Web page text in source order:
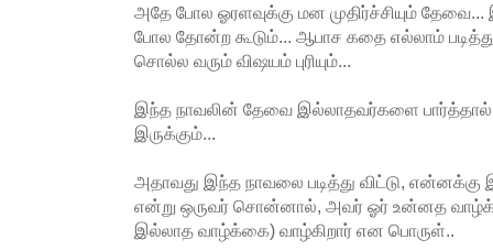
அதே போல ஓரளவுக்கு மன முதிர்ச்சியும்
போல தோன்ற கூடும்... ஆபாச கதை எல்லாம்
சொல்ல வரும் விஷயம் புரியும்...
இந்த நாவலின் தேவை இல்லாதவர்களை
இருக்கும்...
அதாவது இந்த நாவலை படித்து விட்டு, என்னக்கு
என்று ஒருவர் சொன்னால், அவர் ஓர் உன்னத
இல்லாத வாழ்க்கை) வாழ்கிறார் என பொருள்..